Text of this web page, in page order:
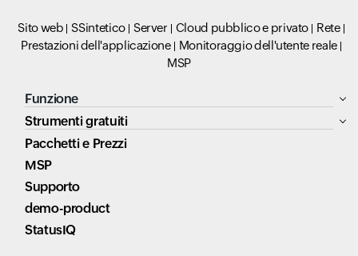
Sito web SSintetico Server Cloud pubblico e privato
Rete
Prestazioni dell'applicazione
Monitoraggio dell'utente reale
MSP
Funzione
Strumenti gratuiti
Pacchetti e Prezzi
MSP
Supporto
demo-product
StatusIQ